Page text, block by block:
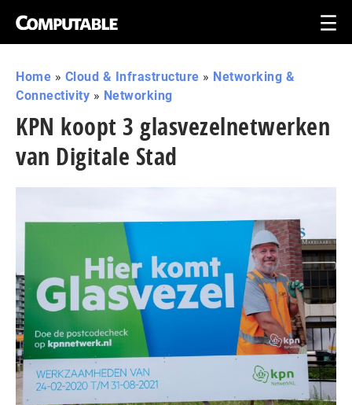
Home » Cloud & Infrastructure » Networking &
Connectivity » Networking
KPN koopt 3 glasvezelnetwerken
van Digitale Stad